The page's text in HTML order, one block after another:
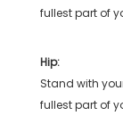
fullest part of
Hip:
Stand with
fullest part of